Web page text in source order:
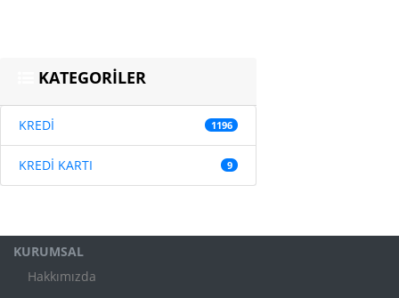
KATEGORİLER
KREDİ 1196
KREDİ KARTI 9
KURUMSAL
Hakkımızda